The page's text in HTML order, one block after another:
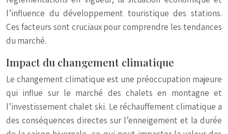
l’influence du développement touristique des stations.
Ces facteurs sont cruciaux pour comprendre les tendances
du marché.
Impact du changement climatique
Le changement climatique est une préoccupation majeure
qui influe sur le marché des chalets en montagne et
l’investissement chalet ski. Le réchauffement climatique a
des conséquences directes sur l’enneigement et la durée